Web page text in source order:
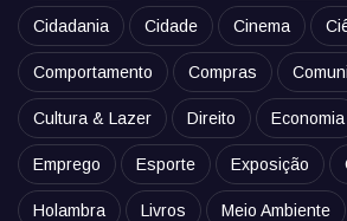
Cidadania Cidade Cinema
Comportamento Compras
Cultura & Lazer Direito Economia
Emprego Esporte Exposição
Holambra Livros Meio Ambiente